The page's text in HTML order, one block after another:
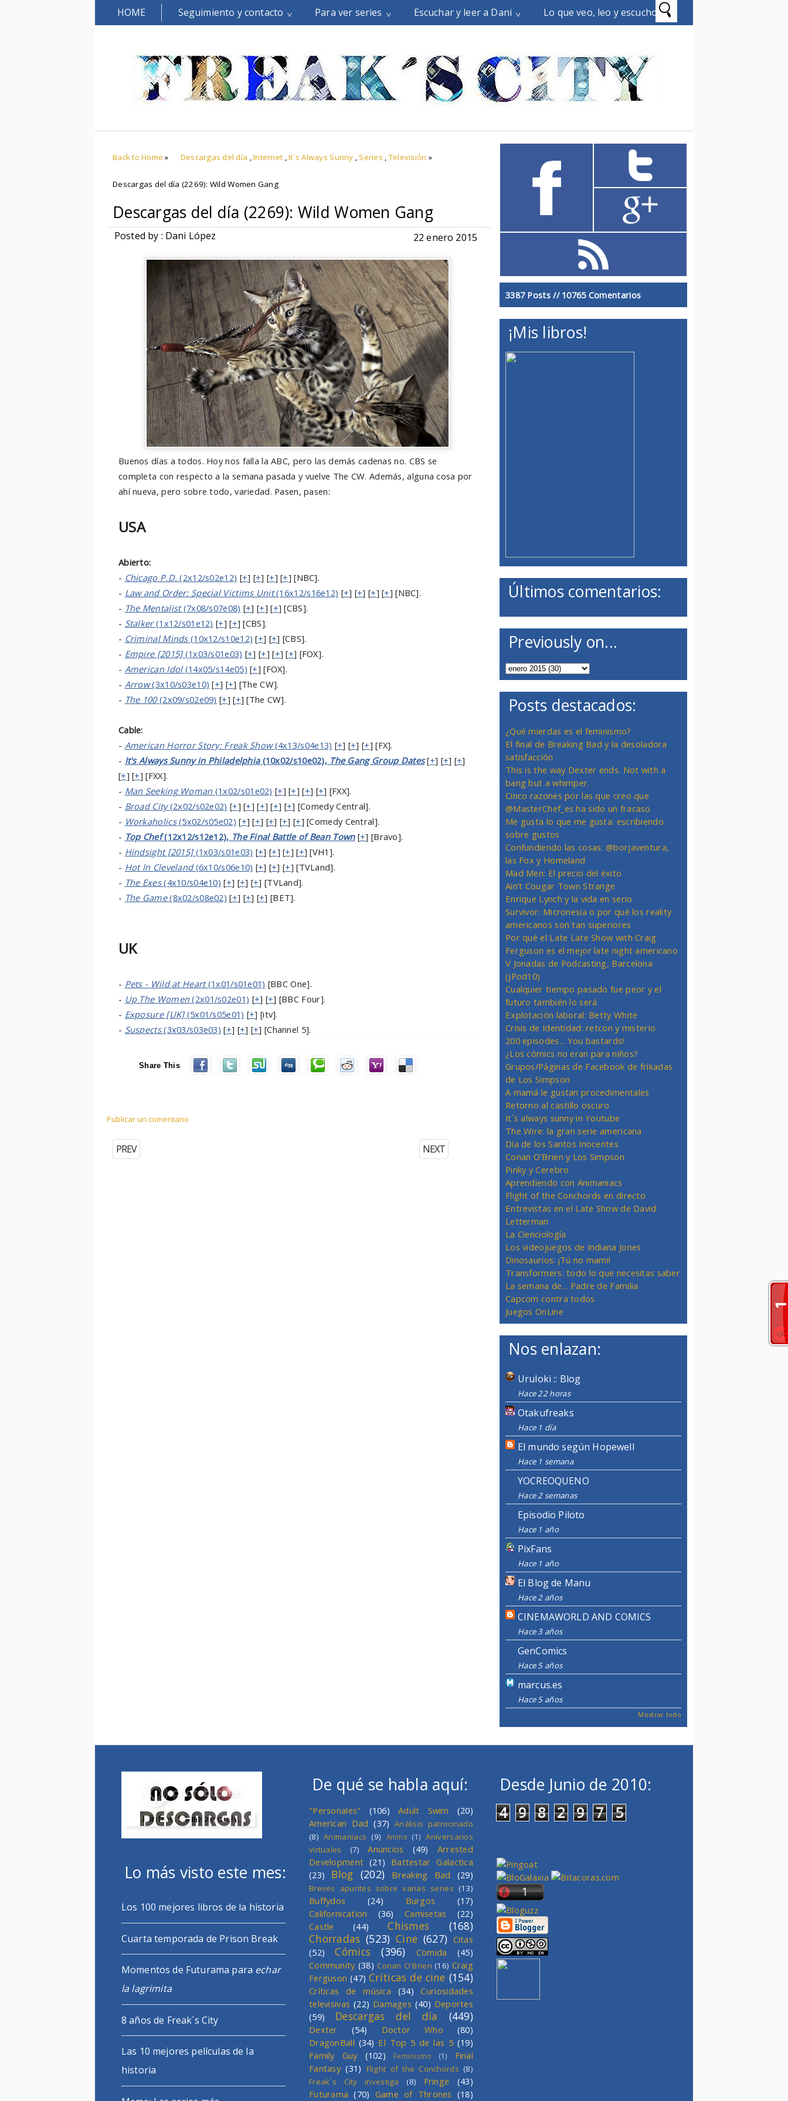
HOME Seguimiento y contacto Para ver series Escuchar y leer a Dani Lo que veo, leo y escucho
Back to Home » Descargas del día ,Internet ,It´s Always Sunny , Series ,Televisión »
Descargas del día (2269): Wild Women Gang
Descargas del día (2269): Wild Women Gang
Posted by : Dani López 22 enero 2015
Buenos días a todos. Hoy nos falla la ABC, pero las demás cadenas no. CBS se
completa con respecto a la semana pasada y vuelve The CW. Además, alguna cosa por
ahí nueva, pero sobre todo, variedad. Pasen, pasen:
USA
Abierto:
- Chicago P.D. (2x12/s02e12) [+] [+] [+] [+] [NBC].
- Law and Order: Special Victims Unit(16x12/s16e12) [+] [+] [+] [+] [NBC].
- The Mentalist(7x08/s07e08) [+] [+] [+] [CBS].
- Stalker(1x12/s01e12) [+] [+] [CBS].
- Criminal Minds(10x12/s10e12) [+] [+] [CBS].
- Empire [2015](1x03/s01e03) [+] [+] [+] [+] [FOX].
- American Idol(14x05/s14e05) [+] [FOX].
- Arrow(3x10/s03e10) [+] [+] [The CW].
- The 100(2x09/s02e09) [+] [+] [The CW].
Cable:
- American Horror Story: Freak Show(4x13/s04e13) [+] [+] [+] [FX].
- It's Always Sunny in Philadelphia(10x02/s10e02), The Gang Group Dates[+] [+] [+]
[+] [+] [FXX].
- Man Seeking Woman(1x02/s01e02) [+] [+] [+] [+] [FXX].
- Broad City(2x02/s02e02) [+] [+] [+] [+] [+] [Comedy Central].
- Workaholics(5x02/s05e02) [+] [+] [+] [+] [+] [Comedy Central].
- Top Chef(12x12/s12e12), The Final Battle of Bean Town[+] [Bravo].
- Hindsight [2015] (1x03/s01e03) [+] [+] [+] [+] [VH1].
- Hot In Cleveland(6x10/s06e10) [+] [+] [+] [TVLand].
- The Exes(4x10/s04e10) [+] [+] [+] [TVLand].
- The Game(8x02/s08e02) [+] [+] [+] [BET].
UK
- Pets - Wild at Heart(1x01/s01e01) [BBC One].
- Up The Women(2x01/s02e01) [+] [+] [BBC Four].
- Exposure [UK](5x01/s05e01) [+] [itv].
- Suspects(3x03/s03e03) [+] [+] [+] [Channel 5].
Share This
Publicar un comentario
NEXT
PREV
3387 Posts // 10765 Comentarios
¡Mis libros!
Últimos comentarios:
Previously on...
Posts destacados:
¿Qué mierdas es el feminismo?
El final de Breaking Bad y la desoladora
satisfacción
This is the way Dexter ends. Not with a
bang but a whimper.
Cinco razones por las que creo que
@MasterChef_es ha sido un fracaso
Me gusta lo que me gusta: escribiendo
sobre gustos
Confundiendo las cosas: @borjaventura,
las Fox y Homeland
Mad Men: El precio del éxito
Ain’t Cougar Town Strange
Enrique Lynch y la vida en serio
Survivor: Micronesia o por qué los reality
americanos son tan superiores
Por qué el Late Late Show with Craig
Ferguson es el mejor late night americano
V Jonadas de Podcasting, Barcelona
(jPod10)
Cualquier tiempo pasado fue peor y el
futuro también lo será
Explotación laboral: Betty White
Crisis de Identidad: retcon y misterio
200 episodes... You bastards!
¿Los cómics no eran para niños?
Grupos/Páginas de Facebook de frikadas
de Los Simpson
A mamá le gustan procedimentales
Retorno al castillo oscuro
It´s always sunny in Youtube
The Wire: la gran serie americana
Día de los Santos Inocentes
Conan O'Brien y Los Simpson
Pinky y Cerebro
Aprendiendo con Animaniacs
Flight of the Conchords en directo
Entrevistas en el Late Show de David
Letterman
La Cienciología
Los videojuegos de Indiana Jones
Dinosaurios: ¡Tú no mami!
Transformers: todo lo que necesitas saber
La semana de... Padre de Familia
Capcom contra todos
Juegos OnLine
Nos enlazan:
Uruloki :: Blog
Hace 22 horas
Otakufreaks
Hace 1 día
El mundo según Hopewell
Hace 1 semana
YOCREOQUENO
Hace 2 semanas
Episodio Piloto
Hace 1 año
PixFans
Hace 1 año
El Blog de Manu
Hace 2 años
CINEMAWORLD AND COMICS
Hace 3 años
GenComics
Hace 5 años
marcus.es
Hace 5 años
Mostrar todo
Lo más visto este mes:
Los 100 mejores libros de la historia
Cuarta temporada de Prison Break
Momentos de Futurama para echar
la lagrimita
8 años de Freak´s City
Las 10 mejores películas de la
historia
De qué se habla aquí:
"Personales" (106) Adult Swim
(20)
American Dad (37) Análisis patrocinado
(8) Animaniacs (9) Anime (1) Aniversarios
virtuales
(7) Anuncios (49)
Arrested
Development (21) Battestar Galactica
(23)
Blog (202) Breaking Bad (29)
Breves apuntes sobre varias series (13)
Buffydos (24) Burgos
(17)
Californication
(36) Camisetas
(22)
Castle
(44) Chismes
(168)
Chorradas (523) Cine (627) Citas
(52)
Cómics (396) Comida
(45)
Community (38) Conan O'Brien (16) Craig
Ferguson (47) Críticas de cine (154)
Críticas de música (34)
Curiosidades
televisivas (22) Damages (40) Deportes
(59)
Descargas del día (449)
Dexter (54) Doctor Who
(80)
DragonBall (34) El Top 5 de las 5 (19)
Family Guy
(102) Feminismo (1)
Final
Fantasy (31) Flight of the Conchords (8)
Freak´s City investiga
(8) Fringe
(43)
Futurama (70) Game of Thrones (18)
Desde Junio de 2010:
4 9 8 2 9 7 5